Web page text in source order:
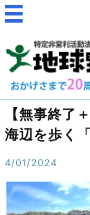
【無事終了
海辺を歩く
4/01/2024